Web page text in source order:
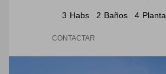
3 Habs 2 Baños 4 Planta
CONTACTAR